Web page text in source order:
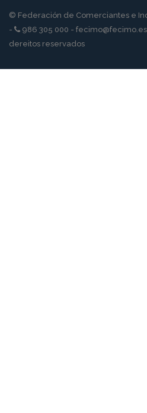
© Federación de Comerciantes e
-
986 305 000 -
dereitos reservados